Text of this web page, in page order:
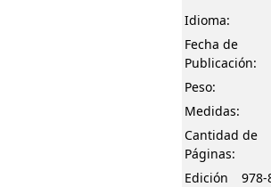
Idioma:
Fecha de
Publicación:
Peso:
Medidas:
Cantidad de
Páginas:
Edición
978-